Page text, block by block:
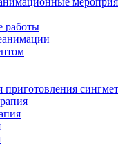
работы
приготовления